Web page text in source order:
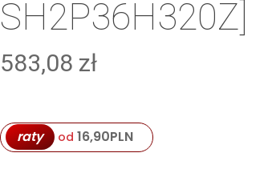
SH2P36H320Z]
583,08 zł
raty od 16,90PLN